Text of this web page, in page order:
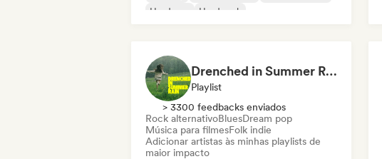
Hardcore
Hard rock
Drenched in Summer Rain 🌧️🌴
Playlist
> 3300 feedbacks enviados
Rock alternativoBluesDream pop
Música para filmesFolk indie
Adicionar artistas às minhas playlists de
maior impacto